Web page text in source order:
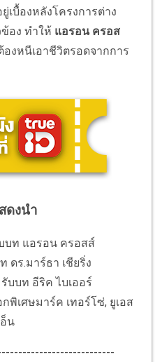
เบื้องหลังโครงการต่าง
อง ทำให้ แอรอน ครอส
งหนีเอาชีวิตรอดจากการ
ดงนำ
บบท แอรอน ครอสส์
ดร.มาร์ธา เชียริ่ง
บบท อีริค ไบเออร์
พิเศษมาร์ค เทอร์โซ่, ยูเอส
อ็น